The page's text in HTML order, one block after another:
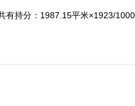
有持分：1987.15平米×1923/